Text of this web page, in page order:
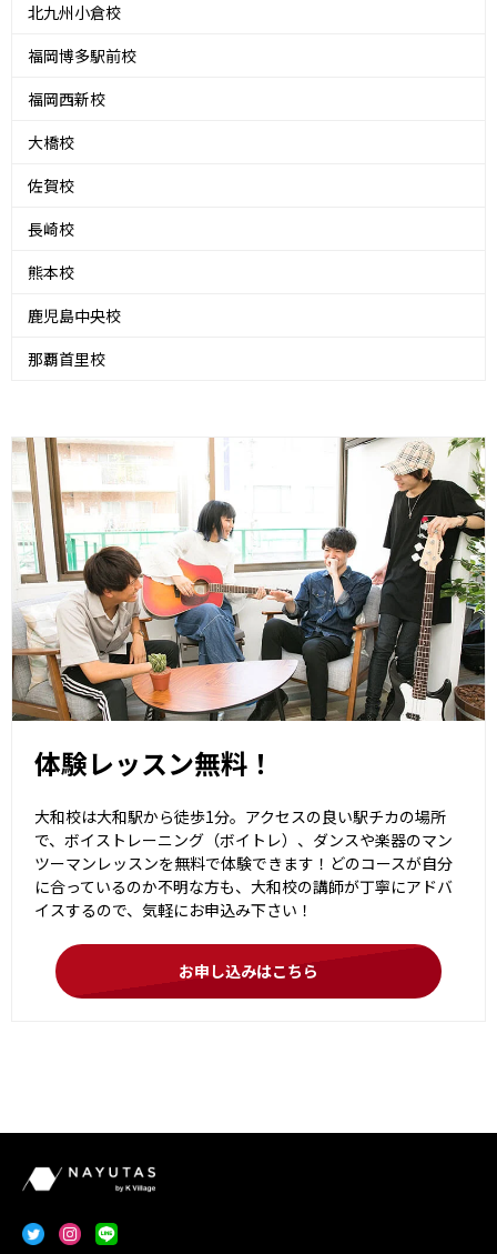
北九州小倉校
福岡博多駅前校
福岡西新校
大橋校
佐賀校
長崎校
熊本校
鹿児島中央校
那覇首里校
体験レッスン無料！
大和校は大和駅から徒歩1分。アクセスの良い駅チカの場所
で、ボイストレーニング（ボイトレ）、ダンスや楽器のマン
ツーマンレッスンを無料で体験できます！どのコースが自分
に合っているのか不明な方も、大和校の講師が丁寧にアドバ
イスするので、気軽にお申込み下さい！
お申し込みはこちら